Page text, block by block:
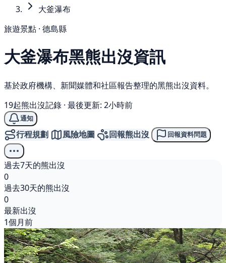
大釜瀑布
旅遊景點 · 德島縣
大釜瀑布黑熊出沒資訊
基於政府機構、新聞媒體和社區報告整理的黑熊出沒資料。
19起熊出沒記錄 · 最後更新: 2小時前
通知
行程規劃 風險地圖 回報熊出沒 回報資料問題
過去7天的熊出沒
0
過去30天的熊出沒
0
最新出沒
1個月前